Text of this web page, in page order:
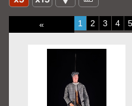
« 1 2 3 4 5